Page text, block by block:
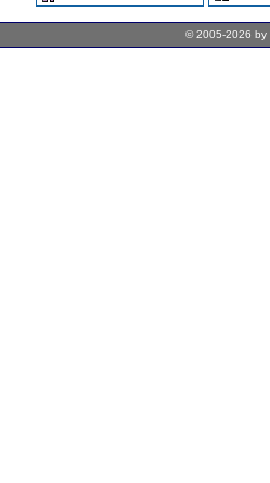
© 2005-2026 by